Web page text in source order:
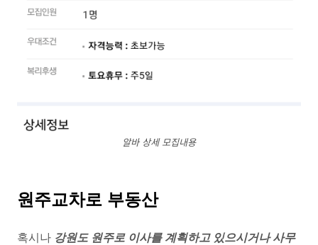
알바 상세 모집내용
원주교차로 부동산
혹시나 강원도 원주로 이사를 계획하고 있으시거나 사무